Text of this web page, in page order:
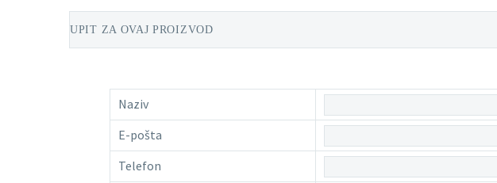
UPIT ZA OVAJ PROIZVOD
Naziv
E-pošta
Telefon